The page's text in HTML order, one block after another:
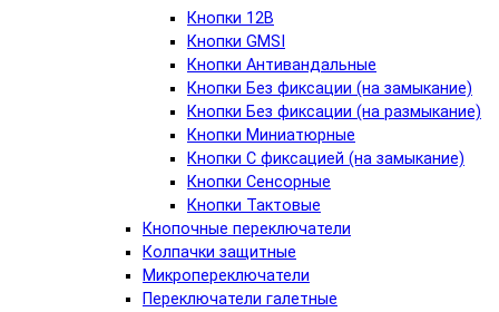
Кнопки 12В
Кнопки GMSI
Кнопки Антивандальные
Кнопки Без фиксации (на замыкание)
Кнопки Без фиксации (на размыкание)
Кнопки Миниатюрные
Кнопки С фиксацией (на замыкание)
Кнопки Сенсорные
Кнопки Тактовые
Кнопочные переключатели
Колпачки защитные
Микропереключатели
Переключатели галетные